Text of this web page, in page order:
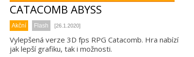
CATACOMB ABYSS
Akční Flash [26.1.2020]
Vylepšená verze 3D fps RPG Catacomb. Hra nabízí
jak lepší grafiku, tak i možnosti.